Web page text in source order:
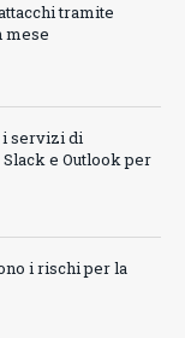
tramite
mese
i servizi di
e Outlook per
i rischi per la